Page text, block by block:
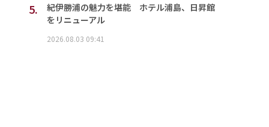
5.
紀伊勝浦の魅力を堪能 ホテル浦島、日昇館
をリニューアル
2026.08.03 09:41